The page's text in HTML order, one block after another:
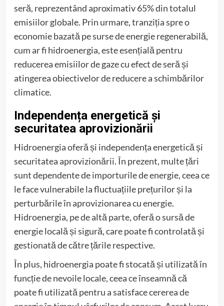
seră, reprezentând aproximativ 65% din totalul
emisiilor globale. Prin urmare, tranziția spre o
economie bazată pe surse de energie regenerabilă,
cum ar fi hidroenergia, este esențială pentru
reducerea emisiilor de gaze cu efect de seră și
atingerea obiectivelor de reducere a schimbărilor
climatice.
Independența energetică și
securitatea aprovizionării
Hidroenergia oferă și independența energetică și
securitatea aprovizionării. În prezent, multe țări
sunt dependente de importurile de energie, ceea ce
le face vulnerabile la fluctuațiile prețurilor și la
perturbările în aprovizionarea cu energie.
Hidroenergia, pe de altă parte, oferă o sursă de
energie locală și sigură, care poate fi controlată și
gestionată de către țările respective.
În plus, hidroenergia poate fi stocată și utilizată în
funcție de nevoile locale, ceea ce înseamnă că
poate fi utilizată pentru a satisface cererea de